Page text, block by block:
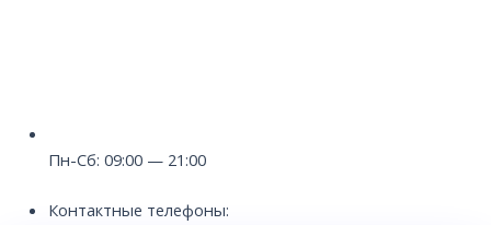
Пн-Сб: 09:00 — 21:00
Контактные телефоны: